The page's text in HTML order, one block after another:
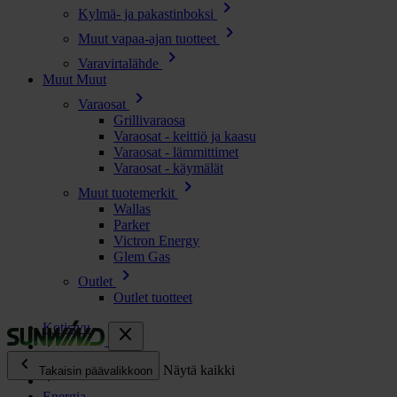
Kylmä- ja pakastinboksi chevron_right
Muut vapaa-ajan tuotteet chevron_right
Varavirtalähde chevron_right
Muut Muut
Varaosat
chevron_right
Grillivaraosa
Varaosat - keittiö ja kaasu
Varaosat - lämmittimet
Varaosat - käymälät
Muut tuotemerkit
chevron_right
Wallas
Parker
Victron Energy
Glem Gas
Outlet
chevron_right
Outlet tuotteet
close
chevron_left
Takaisin päävalikkoon Näytä kaikki
Kotisivu